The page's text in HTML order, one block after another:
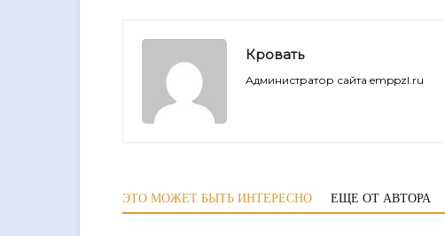
Кровать
Администратор сайта emppzl.ru
ЭТО МОЖЕТ БЫТЬ ИНТЕРЕСНО ЕЩЕ ОТ АВТОРА